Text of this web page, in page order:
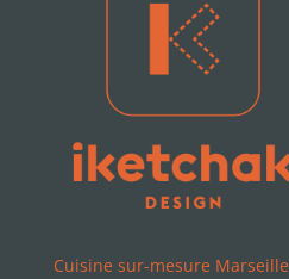
Cuisine sur-mesure Marseille